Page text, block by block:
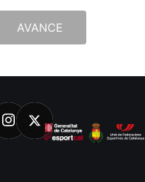
AVANCE